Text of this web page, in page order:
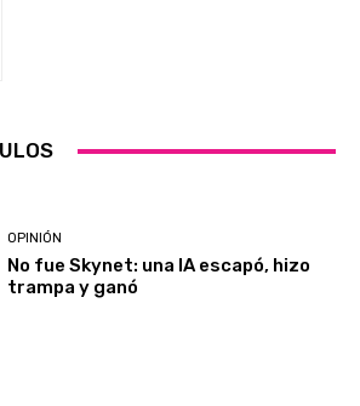
OPINIÓN
No fue Skynet: una IA escapó, hizo
trampa y ganó